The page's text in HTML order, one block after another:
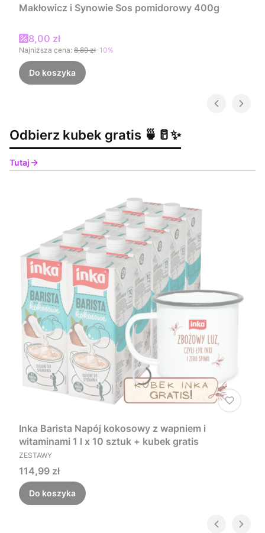
Makłowicz i Synowie Sos pomidorowy 400g
Cena promocyjna
8,00 zł
Najniższa cena: 8,89 zł-10%
Do koszyka
Odbierz kubek gratis 🍵🥛✨
Tutaj
Inka Barista Napój kokosowy z wapniem i
witaminami 1 l x 10 sztuk + kubek gratis
PRODUCENT
ZESTAWY
Cena
114,99 zł
Do koszyka